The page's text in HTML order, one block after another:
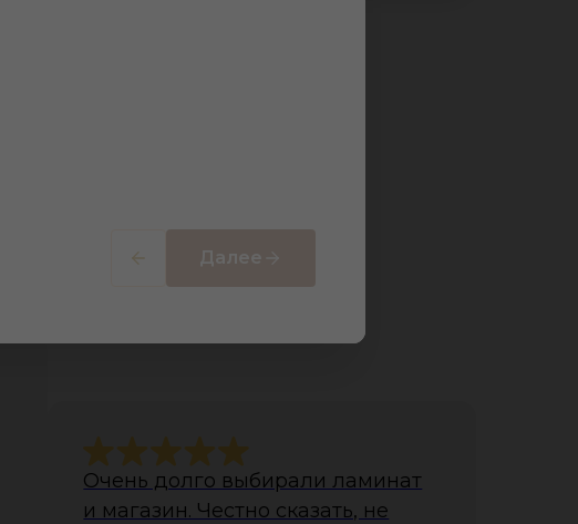
Далее
Очень долго выбирали ламинат
и магазин. Честно сказать, не